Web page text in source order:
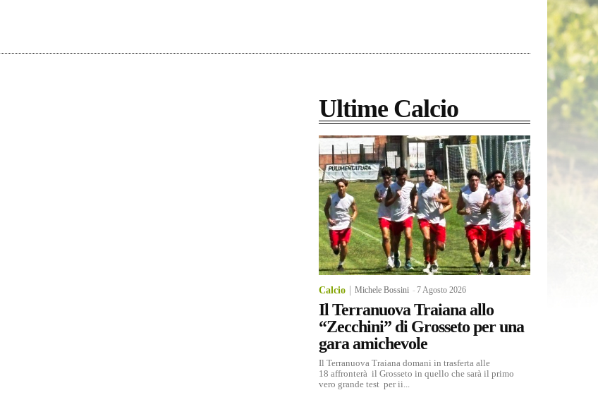
Ultime Calcio
Calcio Michele Bossini -7 Agosto 2026
Il Terranuova Traiana allo
“Zecchini” di Grosseto per una
gara amichevole
Il Terranuova Traiana domani in trasferta alle
18 affronterà il Grosseto in quello che sarà il primo
vero grande test per ii...